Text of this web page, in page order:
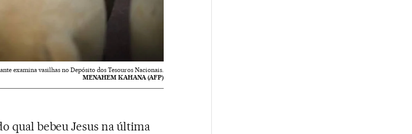
examina vasilhas no Depósito dos Tesouros Nacionais.
MENAHEM KAHANA (AFP)
qual bebeu Jesus na última